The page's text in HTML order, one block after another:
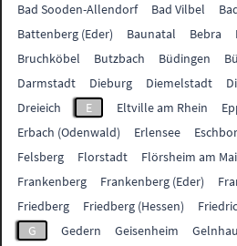
Bad Sooden-Allendorf
Bad Vilbel
Battenberg (Eder)
Baunatal Bebra
Bruchköbel
Butzbach Büdingen
Darmstadt
Dieburg Diemelstadt
Dreieich
E Eltville am Rhein
Erbach (Odenwald)
Erlensee
Felsberg
Florstadt Flörsheim am
Frankenberg
Frankenberg (Eder)
Friedberg
Friedberg (Hessen)
G
Gedern Geisenheim